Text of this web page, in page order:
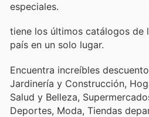
especiales.
tiene los últimos catálogos de
país en un solo lugar.
Encuentra increíbles
Jardinería y Construcción,
Salud y Belleza,
Deportes, Moda, Tiendas